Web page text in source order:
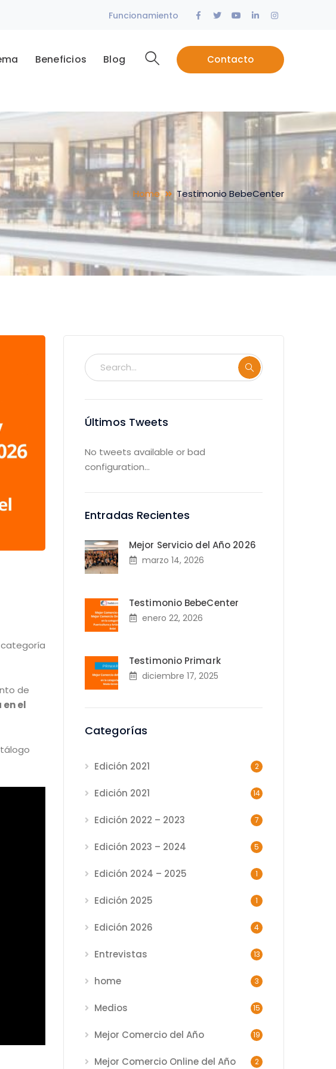
Funcionamiento
Facebook
TwitterYoutube
LinkedInInstagram
Contacto
Beneficios Blog
Home Testimonio BebeCenter
de
el
Últimos Tweets
No tweets available or bad
configuration...
Entradas Recientes
Mejor Servicio del Año 2026
marzo 14, 2026
Testimonio BebeCenter
enero 22, 2026
Testimonio Primark
diciembre 17, 2025
Categorías
Edición 2021 2
Edición 2021 14
Edición 2022 – 2023 7
Edición 2023 – 2024 5
Edición 2024 – 2025 1
Edición 2025 1
Edición 2026 4
Entrevistas 13
home 3
Medios 15
Mejor Comercio del Año 19
Mejor Comercio Online del Año 2